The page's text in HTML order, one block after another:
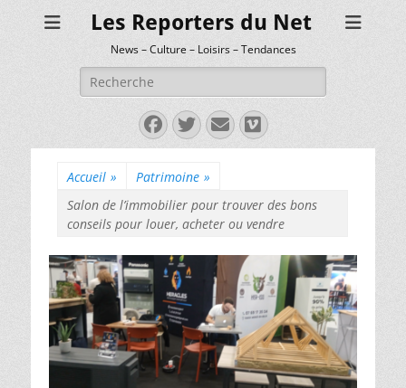
Les Reporters du Net
News – Culture – Loisirs – Tendances
Rechercher :
Facebook
Twitter
E-
mail
Vimeo
Accueil » Patrimoine »
Salon de l’immobilier pour trouver des bons
conseils pour louer, acheter ou vendre